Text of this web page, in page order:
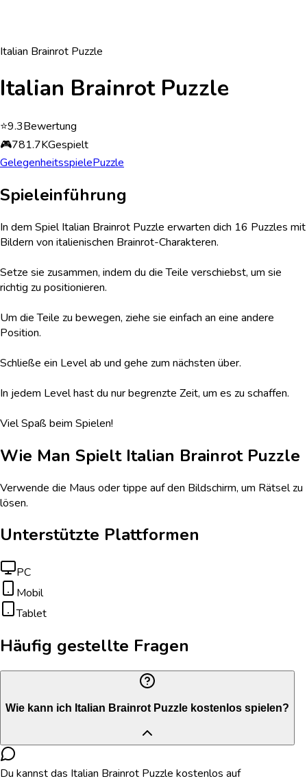
Italian Brainrot Puzzle
Italian Brainrot Puzzle
⭐9.3Bewertung
🎮781.7KGespielt
GelegenheitsspielePuzzle
Spieleinführung
In dem Spiel Italian Brainrot Puzzle erwarten dich 16 Puzzles mit
Bildern von italienischen Brainrot-Charakteren.
Setze sie zusammen, indem du die Teile verschiebst, um sie
richtig zu positionieren.
Um die Teile zu bewegen, ziehe sie einfach an eine andere
Position.
Schließe ein Level ab und gehe zum nächsten über.
In jedem Level hast du nur begrenzte Zeit, um es zu schaffen.
Viel Spaß beim Spielen!
Wie Man Spielt Italian Brainrot Puzzle
Verwende die Maus oder tippe auf den Bildschirm, um Rätsel zu
lösen.
Unterstützte Plattformen
PC
Mobil
Tablet
Häufig gestellte Fragen
Wie kann ich Italian Brainrot Puzzle kostenlos spielen?
Du kannst das Italian Brainrot Puzzle kostenlos auf